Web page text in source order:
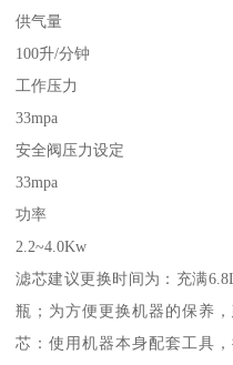
供气量
100升/分钟
工作压力
33mpa
安全阀压力设定
33mpa
功率
2.2~4.0Kw
滤芯建议更换时间为：充满
瓶；为方便更换机器的保养
芯：使用机器本身配套工具